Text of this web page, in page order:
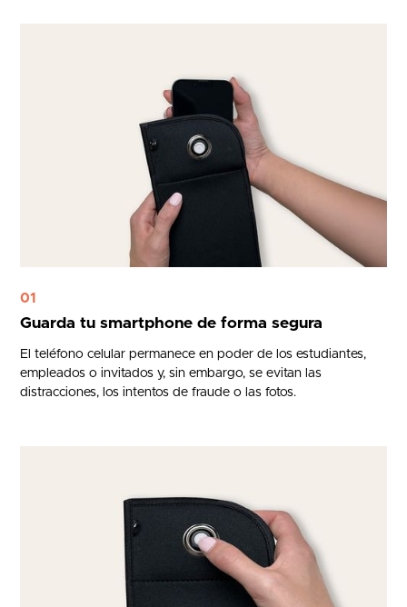
01
Guarda tu smartphone de forma segura
El teléfono celular permanece en poder de los estudiantes,
empleados o invitados y, sin embargo, se evitan las
distracciones, los intentos de fraude o las fotos.